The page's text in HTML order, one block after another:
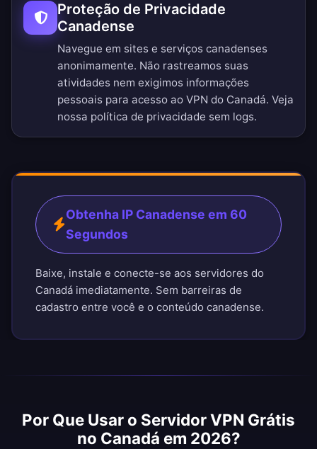
Proteção de Privacidade
Canadense
Navegue em sites e serviços canadenses
anonimamente. Não rastreamos suas
atividades nem exigimos informações
pessoais para acesso ao VPN do Canadá. Veja
nossa política de privacidade sem logs.
Obtenha IP Canadense em 60
Segundos
Baixe, instale e conecte-se aos servidores do
Canadá imediatamente. Sem barreiras de
cadastro entre você e o conteúdo canadense.
Por Que Usar o Servidor VPN Grátis
no Canadá em 2026?